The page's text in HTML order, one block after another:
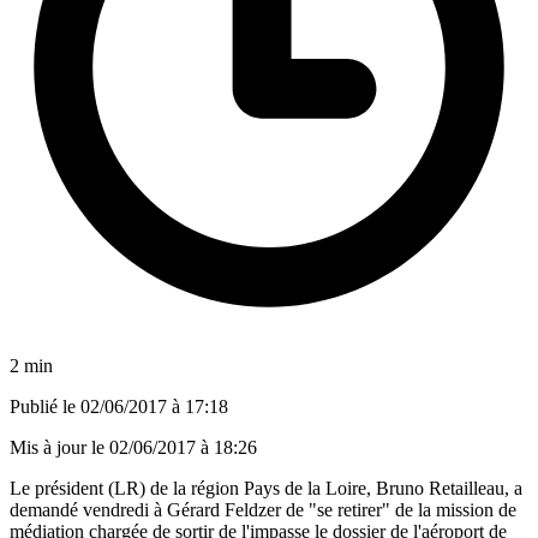
2 min
Publié le 02/06/2017 à 17:18
Mis à jour le 02/06/2017 à 18:26
Le président (LR) de la région Pays de la Loire, Bruno Retailleau, a
demandé vendredi à Gérard Feldzer de "se retirer" de la mission de
médiation chargée de sortir de l'impasse le dossier de l'aéroport de